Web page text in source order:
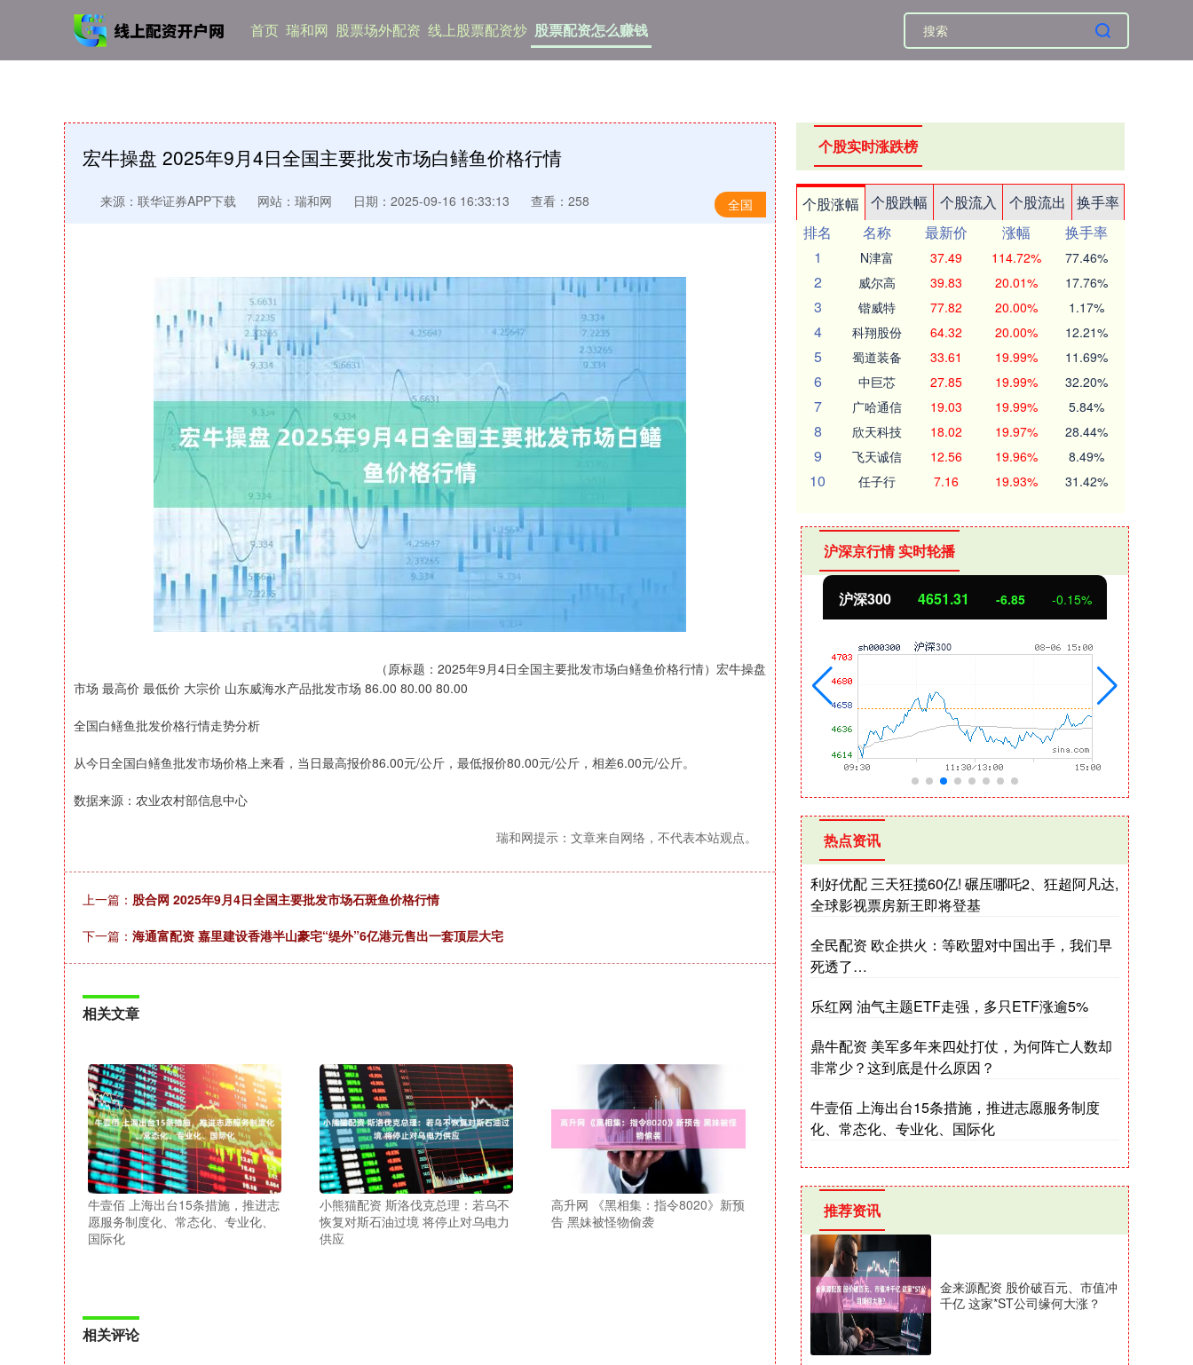
首页 瑞和网 股票场外配资 线上股票配资炒 股票配资怎么赚钱
宏牛操盘 2025年9月4日全国主要批发市场白鳝鱼价格行情
全国
来源：联华证券APP下载 网站：瑞和网 日期：2025-09-16 16:33:13 查看：258
（原标题：2025年9月4日全国主要批发市场白鳝鱼价格行情）宏牛操盘
市场 最高价 最低价 大宗价 山东威海水产品批发市场 86.00 80.00 80.00
全国白鳝鱼批发价格行情走势分析
从今日全国白鳝鱼批发市场价格上来看，当日最高报价86.00元/公斤，最低报价80.00元/公斤，相差6.00元/公斤。
数据来源：农业农村部信息中心
瑞和网提示：文章来自网络，不代表本站观点。
上一篇： 股合网 2025年9月4日全国主要批发市场石斑鱼价格行情
下一篇： 海通富配资 嘉里建设香港半山豪宅“缇外”6亿港元售出一套顶层大宅
相关文章
牛壹佰 上海出台15条措施，推进志
愿服务制度化、常态化、专业化、
国际化
小熊猫配资 斯洛伐克总理：若乌不
恢复对斯石油过境 将停止对乌电力
供应
高升网 《黑相集：指令8020》新预
告 黑妹被怪物偷袭
相关评论
个股实时涨跌榜
个股涨幅 个股跌幅 个股流入 个股流出
换手率
排名
名称 最新价 涨幅
换手率
1
N津富 37.49 114.72% 77.46%
2 威尔高 39.83 20.01% 17.76%
3 锴威特 77.82 20.00% 1.17%
4 科翔股份 64.32 20.00% 12.21%
5 蜀道装备 33.61 19.99% 11.69%
6 中巨芯 27.85 19.99% 32.20%
7 广哈通信 19.03 19.99% 5.84%
8 欣天科技 18.02 19.97% 28.44%
9 飞天诚信 12.56 19.96% 8.49%
10 任子行 7.16 19.93% 31.42%
沪深京行情 实时轮播
上证指数 3900.35 21.92 0.57% 深证成指 沪深300 4651.31 -6.85 -0.15%
热点资讯
利好优配 三天狂揽60亿! 碾压哪吒2、狂超阿凡达,
全球影视票房新王即将登基
全民配资 欧企拱火：等欧盟对中国出手，我们早
死透了…
乐红网 油气主题ETF走强，多只ETF涨逾5%
鼎牛配资 美军多年来四处打仗，为何阵亡人数却
非常少？这到底是什么原因？
牛壹佰 上海出台15条措施，推进志愿服务制度
化、常态化、专业化、国际化
推荐资讯
金来源配资 股价破百元、市值冲
千亿 这家*ST公司缘何大涨？